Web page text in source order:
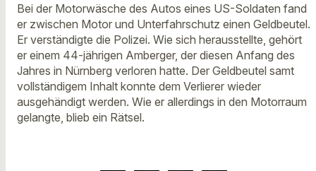
Bei der Motorwäsche des Autos eines US-Soldaten fand
er zwischen Motor und Unterfahrschutz einen Geldbeutel.
Er verständigte die Polizei. Wie sich herausstellte, gehört
er einem 44-jährigen Amberger, der diesen Anfang des
Jahres in Nürnberg verloren hatte. Der Geldbeutel samt
vollständigem Inhalt konnte dem Verlierer wieder
ausgehändigt werden. Wie er allerdings in den Motorraum
gelangte, blieb ein Rätsel.